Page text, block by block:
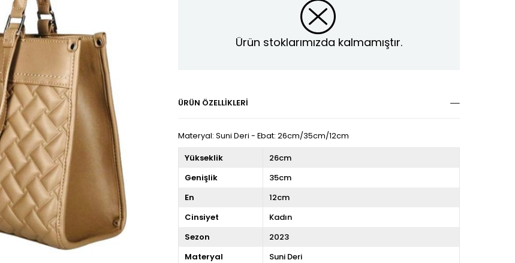
Ürün stoklarımızda kalmamıştır.
ÜRÜN ÖZELLIKLERI
Materyal: Suni Deri - Ebat: 26cm/35cm/12cm
Yükseklik
26cm
Genişlik
35cm
En
12cm
Cinsiyet
Kadın
Sezon
2023
Materyal
Suni Deri